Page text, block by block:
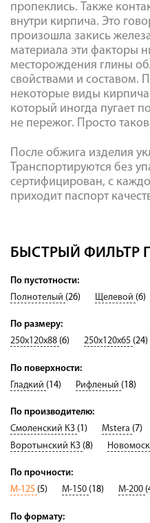
пропеклись. Также
внутри кирпича. Это
произошла закись
материала эти факторы
месторождения глины
свойствами и составом.
некоторые виды
который иногда пугает
не пережог. Просто
После обжига изделия
Транспортируются без
сертифицирован, с
приходит паспорт
БЫСТРЫЙ ФИЛЬТР
По пустотности:
Полнотелый (26) Щелевой (6)
По размеру:
250х120х88 (6) 250х120х65 (24)
По поверхности:
Гладкий (14) Рифленый (18)
По производителю:
Смоленский КЗ (1) Mstera (7)
Воротынский КЗ (8)
По прочности:
М-125 (5) М-150 (18) М-200
По формату: